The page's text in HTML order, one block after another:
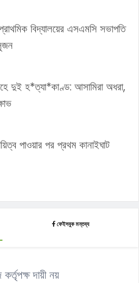
বিদ্যালয়ের এসএমসি সভাপতি
দুই হ*ত্যা*কাণ্ড: আসামিরা অধরা,
পাওয়ার পর প্রথম কানাইঘাট
ফেইসবুক মন্তব্য
দায়ী নয়